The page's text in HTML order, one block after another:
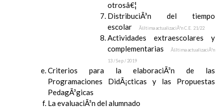
otrosâ€¦
DistribuciÃ³n del tiempo
escolar
Ãšltima actualizaciÃ³n C.E. 21/22
Actividades extraescolares y
complementarias
Ãšltima actualizaciÃ³n
13 / Sep / 2019
Criterios para la elaboraciÃ³n de las
Programaciones DidÃ¡cticas y las Propuestas
PedagÃ³gicas
La evaluaciÃ³n del alumnado